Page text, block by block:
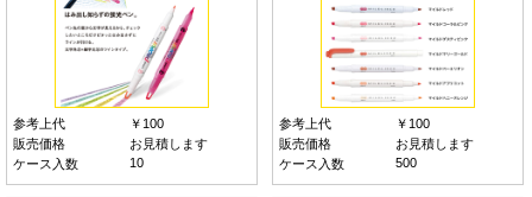
参考上代
￥100
販売価格
お見積します
ケース入数
10
参考上代
￥100
販売価格
お見積します
ケース入数
500